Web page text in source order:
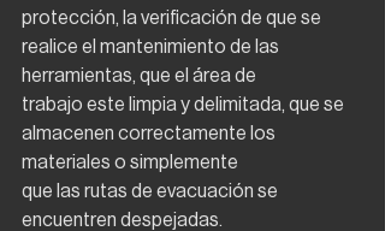
protección, la verificación de que se
realice el mantenimiento de las
herramientas, que el área de
trabajo este limpia y delimitada, que se
almacenen correctamente los
materiales o simplemente
que las rutas de evacuación se
encuentren despejadas.